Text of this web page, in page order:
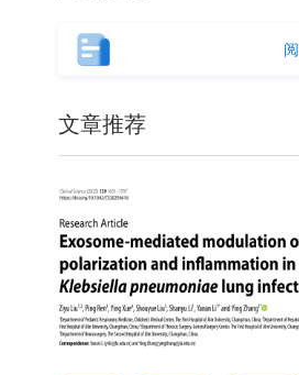
文章推荐